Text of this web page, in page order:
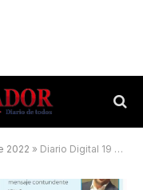
2022 » Diario Digital 19 de junio de 2026